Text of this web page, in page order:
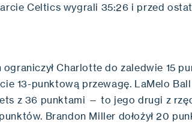
Celtics wygrali 35:26 i przed
Charlotte do zaledwie 15
13-punktową przewagę. LaMelo Ball
z 36 punktami — to jego drugi z
Brandon Miller dołożył 20